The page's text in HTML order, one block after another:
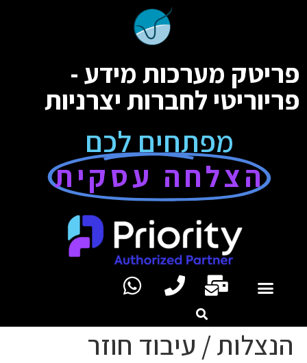
פריטק מערכות מידע -
פריוריטי לחברות יצרניות
מפתחים לכם
הצלחה עסקית
הנצלות / עיבוד חוזר